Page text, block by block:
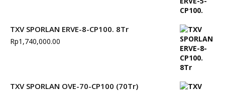
TXV SPORLAN ERVE-8-CP100. 8Tr
Rp1,740,000.00
TXV SPORLAN OVE-70-CP100 (70Tr)